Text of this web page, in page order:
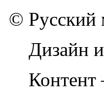
© Русский
Дизайн и
Контент